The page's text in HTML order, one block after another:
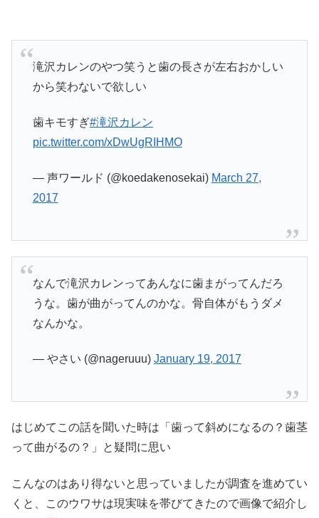
滝沢カレンのやつ笑うと歯の長さが左右おかしい
から笑わないで欲しい
歯キモすぎ#滝沢カレン
pic.twitter.com/xDwUgRIHMO
— 声ワールド (@koedakenosekai) March 27,
2017
なんで滝沢カレンってあんなに歯まがってんだろ
うな。歯が曲がってんのかな。骨自体がもうダメ
なんかな。
— やさい (@nageruuu) January 19, 2017
はじめてこの話を聞いた時は「歯って斜めになるの？歯茎
って曲がるの？」と疑問に思い
こんなのはあり得ないと思っていましたが調査を進めてい
くと、このウワサは現実味を帯びてきたので画像で紹介し